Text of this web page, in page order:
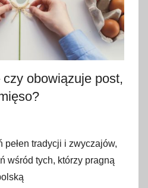
obowiązuje post,
tradycji i zwyczajów,
wśród tych, którzy pragną